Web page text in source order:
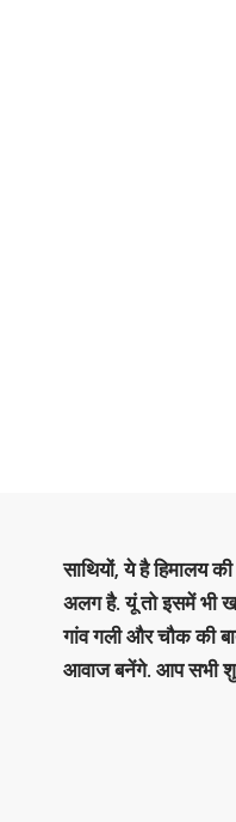
साथियों, ये है हिमालय
अलग है. यूं तो इसमें भी
गांव गली और चौक की
आवाज बनेंगे. आप सभी